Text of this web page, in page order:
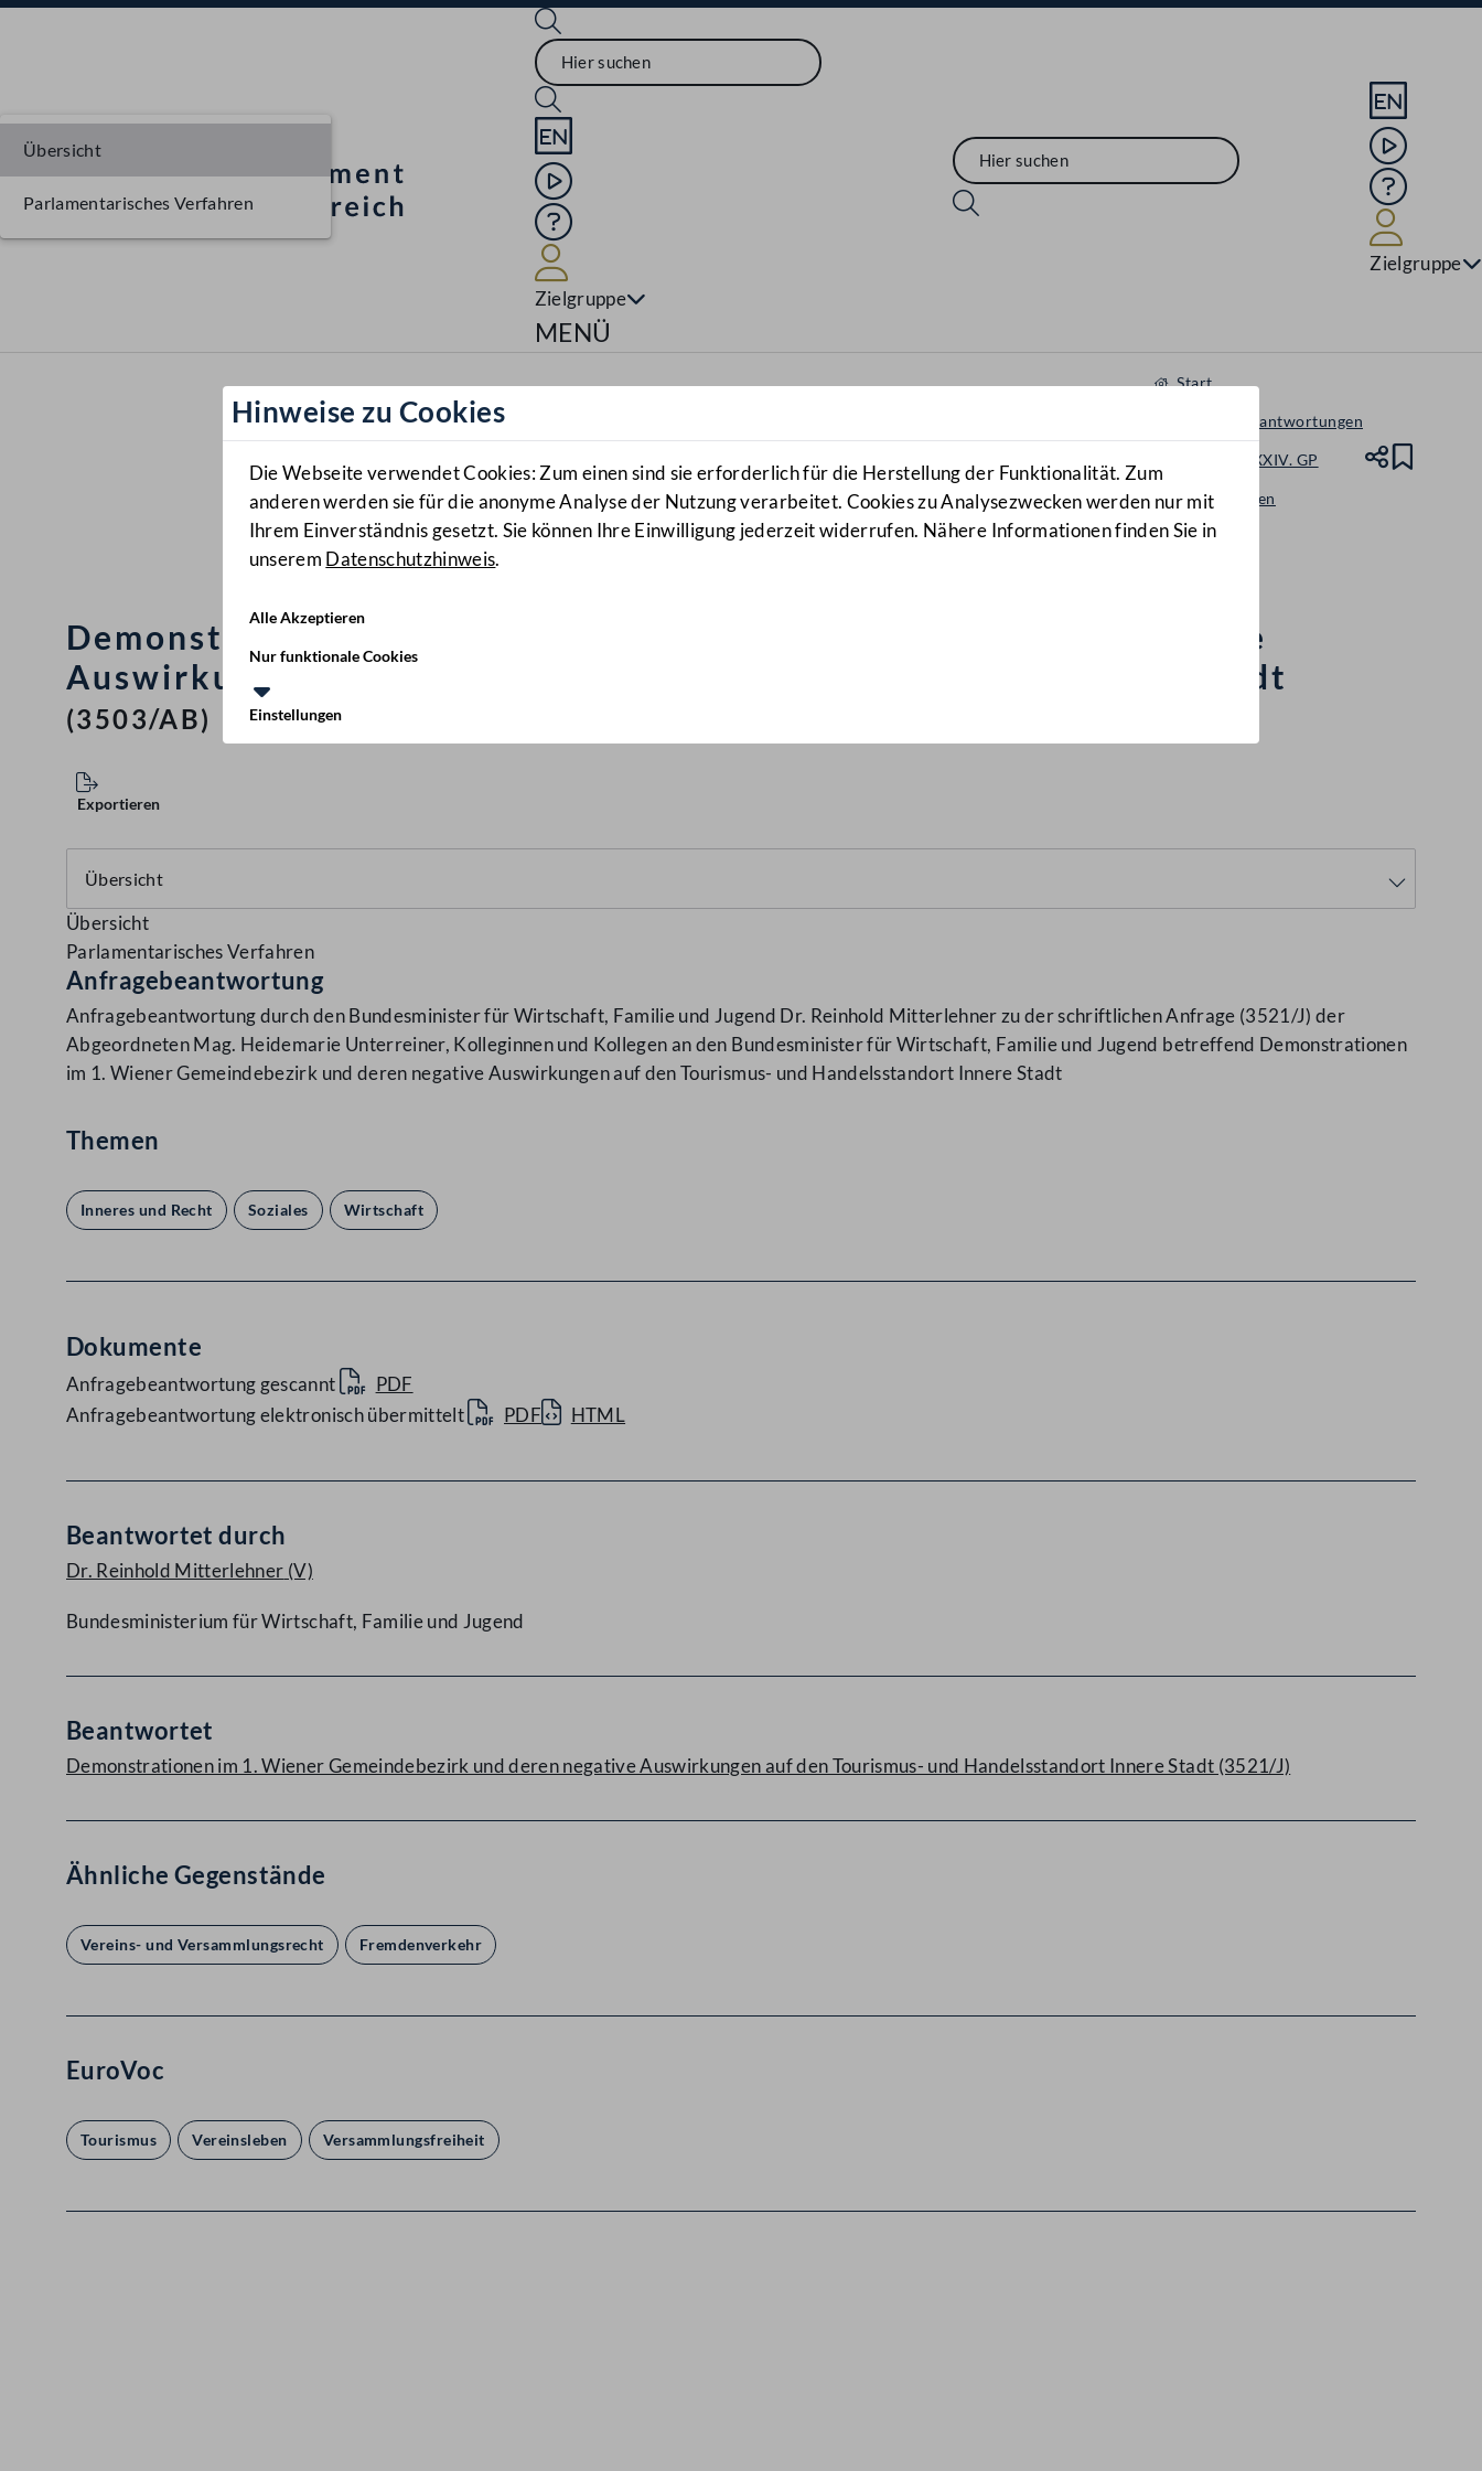
Sprache English
Mediathek
Hilfe
Zielgruppe
Navigationsmenü öffnen
MENÜ
Sprache
Mediathek
Hilfe
Zielgruppe
Hinweise zu Cookies
Die Webseite verwendet Cookies: Zum einen sind sie erforderlich für die Herstellung der Funktionalität. Zum
anderen werden sie für die anonyme Analyse der Nutzung verarbeitet. Cookies zu Analysezwecken werden nur mit
Ihrem Einverständnis gesetzt. Sie können Ihre Einwilligung jederzeit widerrufen. Nähere Informationen finden Sie in
unserem Datenschutzhinweis.
Alle Akzeptieren
Nur funktionale Cookies
Einstellungen
Start
Anfragen & Beantwortungen
Nationalrat - XXIV. GP
Beantwortungen
3503/AB
Demonstrationen im 1. Wiener Gemeindebezirk und deren negative
Auswirkungen auf den Tourismus- und Handelsstandort Innere Stadt
(3503/AB)
Exportieren
Übersicht
Parlamentarisches Verfahren
Übersicht
Parlamentarisches Verfahren
Anfragebeantwortung
Anfragebeantwortung durch den Bundesminister für Wirtschaft, Familie und Jugend Dr. Reinhold Mitterlehner zu der schriftlichen Anfrage (3521/J) der
Abgeordneten Mag. Heidemarie Unterreiner, Kolleginnen und Kollegen an den Bundesminister für Wirtschaft, Familie und Jugend betreffend Demonstrationen
im 1. Wiener Gemeindebezirk und deren negative Auswirkungen auf den Tourismus- und Handelsstandort Innere Stadt
Themen
Inneres und Recht Soziales Wirtschaft
Dokumente
Anfragebeantwortung gescannt
PDF
Anfragebeantwortung elektronisch übermittelt
PDF HTML
Beantwortet durch
Dr. Reinhold Mitterlehner (V)
Bundesministerium für Wirtschaft, Familie und Jugend
Beantwortet
Demonstrationen im 1. Wiener Gemeindebezirk und deren negative Auswirkungen auf den Tourismus- und Handelsstandort Innere Stadt (3521/J)
Ähnliche Gegenstände
Vereins- und Versammlungsrecht Fremdenverkehr
EuroVoc
Tourismus Vereinsleben Versammlungsfreiheit